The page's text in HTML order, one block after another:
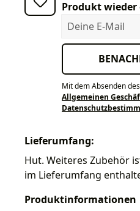
Produkt
Deine E-Mail
Mit dem Absenden
Allgemeinen
Lieferumfang:
Hut. Weiteres Zubehör
im Lieferumfang
Produktinformationen